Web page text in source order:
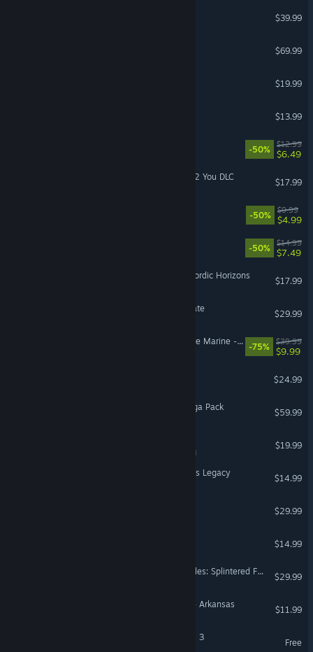
$39.99
$69.99
$19.99
$13.99
-50%
$12.99
$6.49
Car Dealer Simulator - Up 2 You DLC
$17.99
-50%
$9.99
$4.99
-50%
$14.99
$7.49
Euro Truck Simulator 2 - Nordic Horizons
$17.99
Assassin's Creed® Syndicate
$29.99
Warhammer 40,000: Space Marine - Anniversary Edition
-75%
$39.99
$9.99
$24.99
Fishing Planet: Valkyrie Saga Pack
$59.99
VR Supported
$19.99
Age of Empires IV: Yue Fei's Legacy
$14.99
$29.99
$14.99
Teenage Mutant Ninja Turtles: Splintered Fate
$29.99
American Truck Simulator - Arkansas
$11.99
SUPREMACY: WORLD WAR 3
Free